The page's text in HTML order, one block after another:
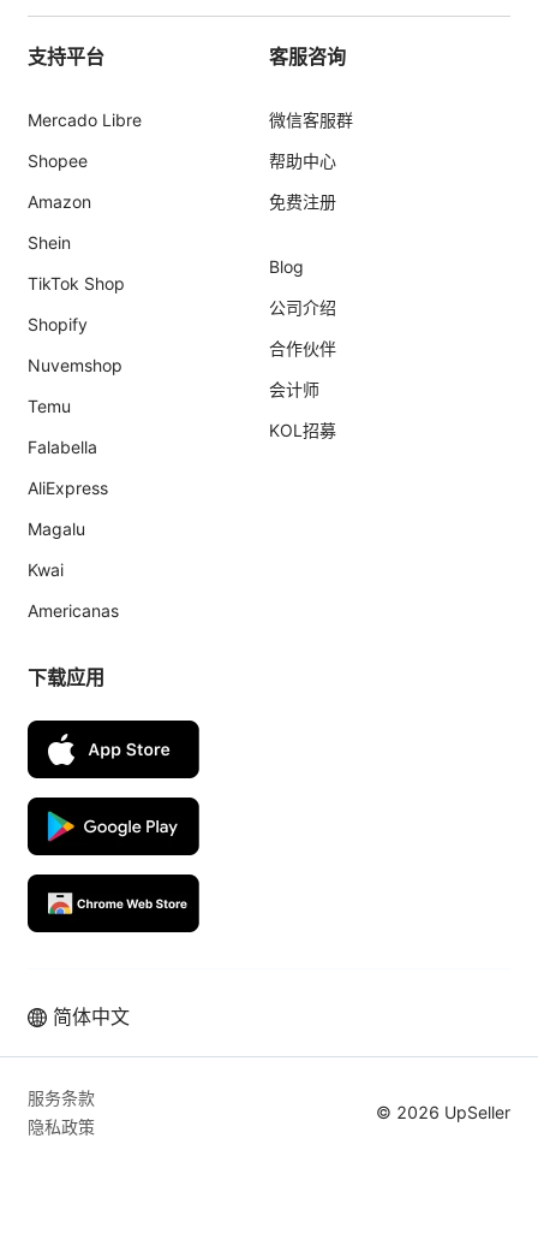
拉美本土电商业绩高速增长，从使用
支持平台
Mercado Libre
Shopee
Amazon
Shein
TikTok Shop
Shopify
Nuvemshop
Temu
Falabella
AliExpress
Magalu
Kwai
Americanas
客服咨询
微信客服群
帮助中心
免费注册
Blog
公司介绍
合作伙伴
会计师
KOL招募
下载应用
简体中文
服务条款
隐私政策
© 2026 UpSeller